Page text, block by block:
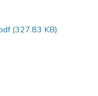
(327.83 KB)